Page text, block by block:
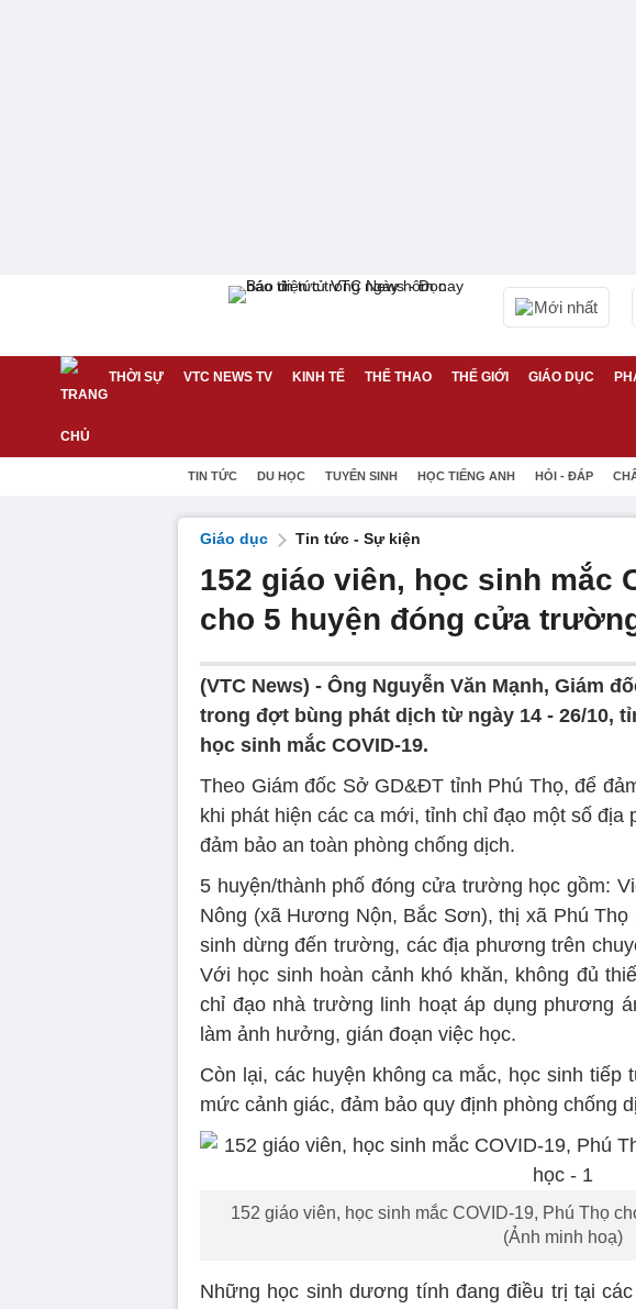
Mới nhất
THỜI SỰ VTC NEWS TV KINH TẾ THỂ THAO THẾ GIỚI GIÁO DỤC
TIN TỨC DU HỌC TUYỂN SINH HỌC TIẾNG ANH HỎI - ĐÁP
Giáo dục Tin tức - Sự kiện
152 giáo viên, học sinh mắc
cho 5 huyện đóng cửa
(VTC News) - Ông Nguyễn Văn Mạnh, Giám
trong đợt bùng phát dịch từ ngày 14 - 26/10,
học sinh mắc COVID-19.
Theo Giám đốc Sở GD&ĐT tỉnh Phú Thọ, để
khi phát hiện các ca mới, tỉnh chỉ đạo một số
đảm bảo an toàn phòng chống dịch.
5 huyện/thành phố đóng cửa trường học gồm:
Nông (xã Hương Nộn, Bắc Sơn), thị xã Phú
sinh dừng đến trường, các địa phương trên
Với học sinh hoàn cảnh khó khăn, không đủ
chỉ đạo nhà trường linh hoạt áp dụng phương
làm ảnh hưởng, gián đoạn việc học.
Còn lại, các huyện không ca mắc, học sinh
mức cảnh giác, đảm bảo quy định phòng chống
152 giáo viên, học sinh mắc COVID-19, Phú Thọ
(Ảnh minh hoạ)
Những học sinh dương tính đang điều trị tại